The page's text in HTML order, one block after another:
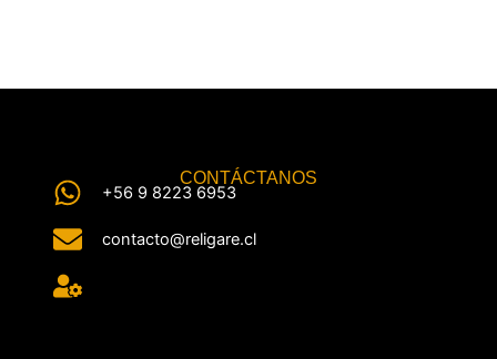
CONTÁCTANOS
+56 9 8223 6953
contacto@religare.cl